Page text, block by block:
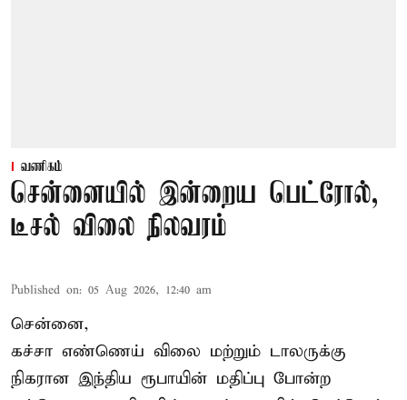
வணிகம்
சென்னையில் இன்றைய பெட்ரோல்,
டீசல் விலை நிலவரம்
Published on: 05 Aug 2026, 12:40 am
சென்னை,
கச்சா எண்ணெய் விலை மற்றும் டாலருக்கு
நிகரான இந்திய ரூபாயின் மதிப்பு போன்ற